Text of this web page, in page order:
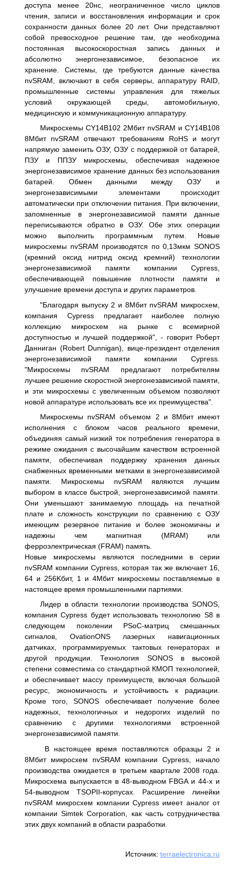
доступа менее 20нс, неограниченное число циклов
чтения, записи и восстановления информации и срок
сохранности данных более 20 лет. Они представляют
собой превосходное решение там, где необходима
постоянная высокоскоростная запись данных и
абсолютно энергонезависимое, безопасное их
хранение. Системы, где требуются данные качества
nvSRAM, включают в себя серверы, аппаратуру RAID,
промышленные системы управления для тяжелых
условий окружающей среды, автомобильную,
медицинскую и коммуникационную аппаратуру.
Микросхемы CY14B102 2Mбит nvSRAM и CY14B108
8Mбит nvSRAM отвечают требованиям RoHS и могут
напрямую заменить ОЗУ, ОЗУ с поддержкой от батарей,
ПЗУ и ППЗУ микросхемы, обеспечивая надежное
энергонезависимое хранение данных без использования
батарей. Обмен данными между ОЗУ и
энергонезависимыми элементами происходит
автоматически при отключении питания. При включении,
запомненные в энергонезависимой памяти данные
переписываются обратно в ОЗУ. Обе этих операции
можно выполнить программным путем. Новые
микросхемы nvSRAM производятся по 0,13мкм SONOS
(кремний оксид нитрид оксид кремний) технологии
энергонезависимой памяти компании Cypress,
обеспечивающей повышение плотности памяти и
улучшение времени доступа и других параметров.
"Благодаря выпуску 2 и 8Мбит nvSRAM микросхем,
компания Cypress предлагает наиболее полную
коллекцию микросхем на рынке с всемирной
доступностью и лучшей поддержкой", - говорит Роберт
Данниган (Robert Dunnigan), вице-президент отделения
энергонезависимой памяти компании Cypress.
"Микросхемы nvSRAM предлагают потребителям
лучшее решение скоростной энергонезависимой памяти,
и эти микросхемы с увеличенным объемом позволяют
новой аппаратуре использовать все их преимущества".
Микросхемы nvSRAM объемом 2 и 8Мбит имеют
исполнения с блоком часов реального времени,
объединяя самый низкий ток потребления генератора в
режиме ожидания с высочайшим качеством встроенной
памяти, обеспечивая поддержку хранения данных
снабженных временными метками в энергонезависимой
памяти. Микросхемы nvSRAM являются лучшим
выбором в классе быстрой, энергонезависимой памяти.
Они уменьшают занимаемую площадь на печатной
плате и сложность конструкции по сравнению с ОЗУ
имеющим резервное питание и более экономичны и
надежны чем магнитная (MRAM) или
ферроэлектрическая (FRAM) память.
Новые микросхемы являются последними в серии
nvSRAM компании Cypress, которая так же включает 16,
64 и 256Kбит, 1 и 4Mбит микросхемы поставляемые в
настоящее время промышленными партиями.
Лидер в области технологии производства SONOS,
компания Cypress будет использовать технологию S8 в
следующем поколении PSoC-матриц смешанных
сигналов, OvationONS лазерных навигационных
датчиках, программируемых тактовых генераторах и
другой продукции. Технология SONOS в высокой
степени совместима со стандартной КМОП технологией,
и обеспечивает массу преимуществ, включая большой
ресурс, экономичность и устойчивость к радиации.
Кроме того, SONOS обеспечивает получение более
надежных, технологичных и недорогих изделий по
сравнению с другими технологиями встроенной
энергонезависимой памяти.
В настоящее время поставляются образцы 2 и
8Мбит микросхем nvSRAM компании Cypress, начало
производства ожидается в третьем квартале 2008 года.
Микросхема выпускается в 48-выводном FBGA и 44-х и
54-выводном TSOPII-корпусах. Расширение линейки
nvSRAM микросхем компании Cypress имеет аналог от
компании Simtek Corporation, как часть сотрудничества
этих двух компаний в области разработки.
Источник: terraelectronica.ru